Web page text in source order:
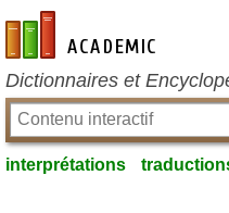
fr-academic.com
Dictionnaires et
interprétations